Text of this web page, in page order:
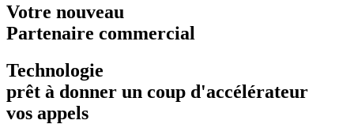
Votre nouveau
Partenaire commercial
Technologie
prêt à donner un coup d'accélérateur
vos appels